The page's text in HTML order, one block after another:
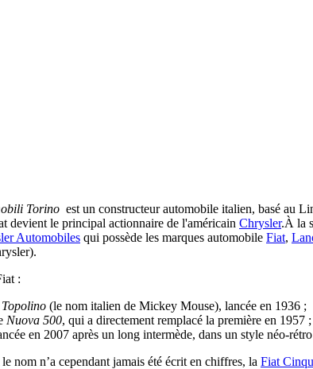
Torino est un constructeur automobile italien, basé au
devient le principal actionnaire de l'américain Chrysler.À la
Automobiles qui possède les marques automobile Fiat,
:
Topolino (le nom italien de Mickey Mouse), lancée en 1936 ;
Nuova 500, qui a directement remplacé la première en 1957 ;
en 2007 après un long intermède, dans un style néo-
nom n’a cependant jamais été écrit en chiffres, la Fiat